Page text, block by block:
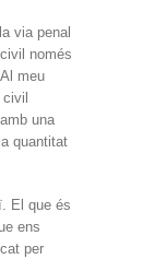
via penal
només
meu
una
quantitat
El que és
ens
per